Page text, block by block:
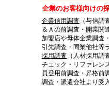
企業のお客様向けの
企業信用調査 （与信
＆Ａの前調査・開業関
加盟店や母体企業調査
引先調査・同業他社等
採用調査 （人材採用
チェック・リファレン
員登用前調査・昇格前
調査・派遣会社より受